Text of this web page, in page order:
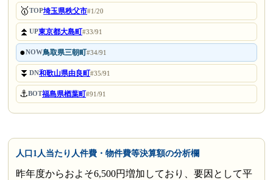
🥇TOP埼玉県秩父市#1/20
⏫UP東京都大島町#33/91
●NOW鳥取県三朝町#34/91
⏬DN和歌山県由良町#35/91
⚓BOT福島県楢葉町#91/91
人口1人当たり人件費・物件費等決算額の分析欄
昨年度からおよそ6,500円増加しており、要因として平